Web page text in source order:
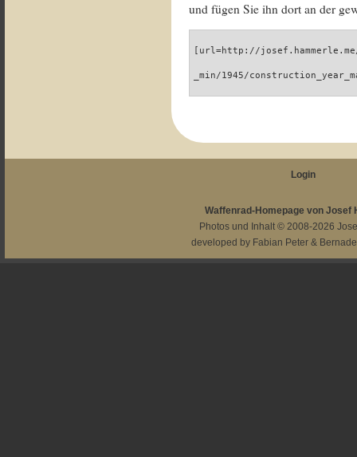
und fügen Sie ihn dort an der
[url=http://
_min/1945/
Login
Waffenrad-Homepage von Josef
Photos und Inhalt © 2008-2026
developed by Fabian Peter &